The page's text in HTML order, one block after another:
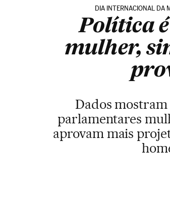
DIA INTERNACIONAL DA
Política
mulher,
Dados
parlamentares
aprovam mais